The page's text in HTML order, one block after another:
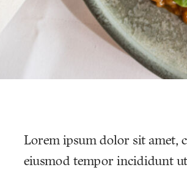
Lorem ipsum dolor sit amet,
eiusmod tempor incididunt